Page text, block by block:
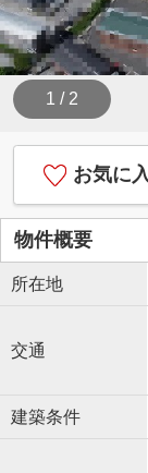
1 / 2
お気に
物件概要
所在地
交通
建築条件